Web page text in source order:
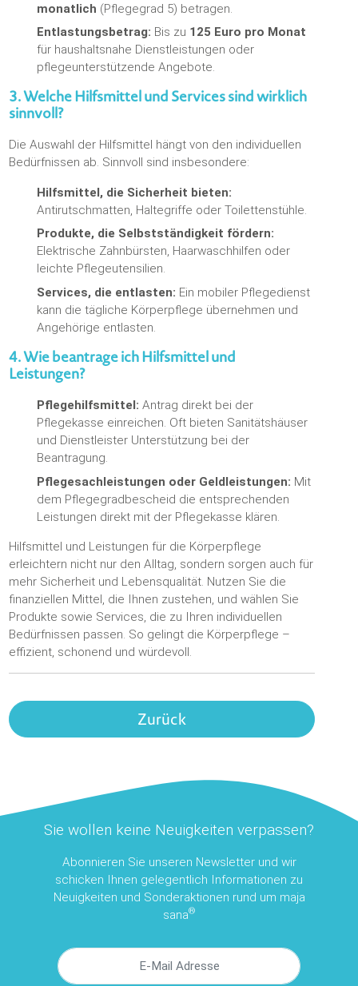
monatlich (Pflegegrad 5) betragen.
Entlastungsbetrag: Bis zu 125 Euro pro Monat
für haushaltsnahe Dienstleistungen oder
pflegeunterstützende Angebote.
3. Welche Hilfsmittel und Services sind wirklich
sinnvoll?
Die Auswahl der Hilfsmittel hängt von den individuellen
Bedürfnissen ab. Sinnvoll sind insbesondere:
Hilfsmittel, die Sicherheit bieten:
Antirutschmatten, Haltegriffe oder Toilettenstühle.
Produkte, die Selbstständigkeit fördern:
Elektrische Zahnbürsten, Haarwaschhilfen oder
leichte Pflegeutensilien.
Services, die entlasten: Ein mobiler Pflegedienst
kann die tägliche Körperpflege übernehmen und
Angehörige entlasten.
4. Wie beantrage ich Hilfsmittel und
Leistungen?
Pflegehilfsmittel: Antrag direkt bei der
Pflegekasse einreichen. Oft bieten Sanitätshäuser
und Dienstleister Unterstützung bei der
Beantragung.
Pflegesachleistungen oder Geldleistungen: Mit
dem Pflegegradbescheid die entsprechenden
Leistungen direkt mit der Pflegekasse klären.
Hilfsmittel und Leistungen für die Körperpflege
erleichtern nicht nur den Alltag, sondern sorgen auch für
mehr Sicherheit und Lebensqualität. Nutzen Sie die
finanziellen Mittel, die Ihnen zustehen, und wählen Sie
Produkte sowie Services, die zu Ihren individuellen
Bedürfnissen passen. So gelingt die Körperpflege –
effizient, schonend und würdevoll.
Zurück
Sie wollen keine Neuigkeiten verpassen?
Abonnieren Sie unseren Newsletter und wir
schicken Ihnen gelegentlich Informationen zu
Neuigkeiten und Sonderaktionen rund um maja
sana®